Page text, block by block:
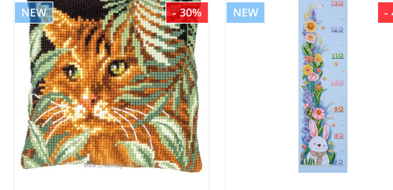
- 30%
NEW -
NEW